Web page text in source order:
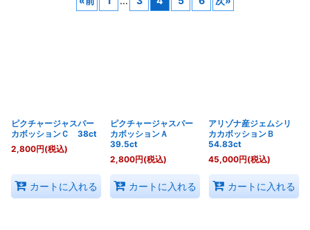
ピクチャージャスパー
カボッションＣ 38ct
2,800円(税込)
カートに入れる
ピクチャージャスパー
カボッションＡ
39.5ct
2,800円(税込)
カートに入れる
アリゾナ産ジェムシリ
カカボッションＢ
54.83ct
45,000円(税込)
カートに入れる